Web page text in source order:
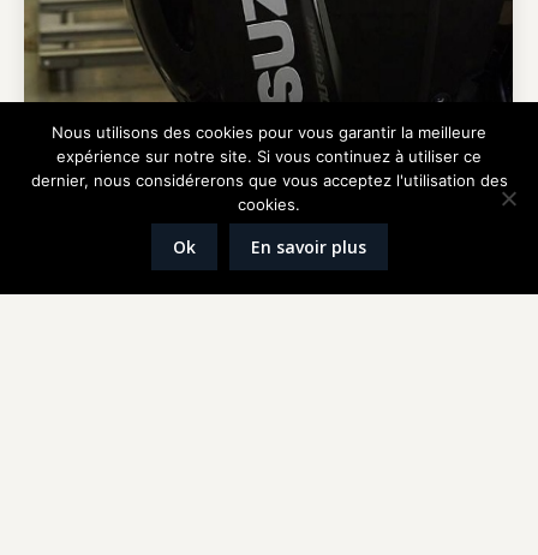
Barracuda Tour
Non classé Parejames 20 mai 2019
Nous utilisons des cookies pour vous garantir la meilleure
expérience sur notre site. Si vous continuez à utiliser ce
dernier, nous considérerons que vous acceptez l'utilisation des
cookies.
Ok En savoir plus